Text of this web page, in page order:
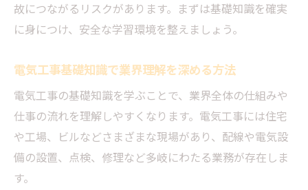
故につながるリスクがあります。まずは基礎知識を確実
に身につけ、安全な学習環境を整えましょう。
電気工事基礎知識で業界理解を深める方法
電気工事の基礎知識を学ぶことで、業界全体の仕組みや
仕事の流れを理解しやすくなります。電気工事には住宅
や工場、ビルなどさまざまな現場があり、配線や電気設
備の設置、点検、修理など多岐にわたる業務が存在しま
す。